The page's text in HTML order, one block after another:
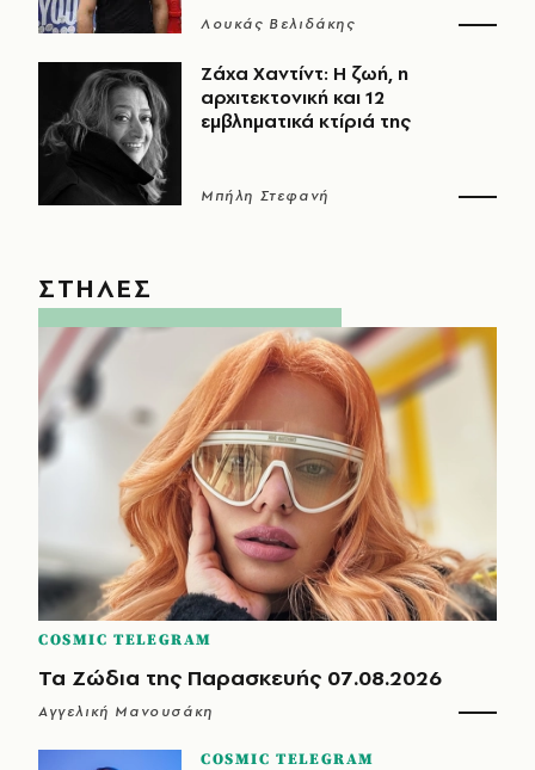
Λουκάς Βελιδάκης
Ζάχα Χαντίντ: Η ζωή, η
αρχιτεκτονική και 12
εμβληματικά κτίριά της
Μπήλη Στεφανή
ΣΤΗΛΕΣ
COSMIC TELEGRAM
Τα Ζώδια της Παρασκευής 07.08.2026
Αγγελική Μανουσάκη
COSMIC TELEGRAM